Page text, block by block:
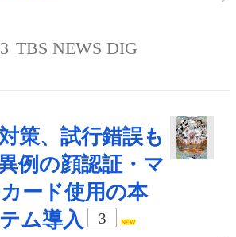
TBS NEWS DIG
策、試行錯誤も
例の顔認証・マ
ード使用の本
ム導入
3